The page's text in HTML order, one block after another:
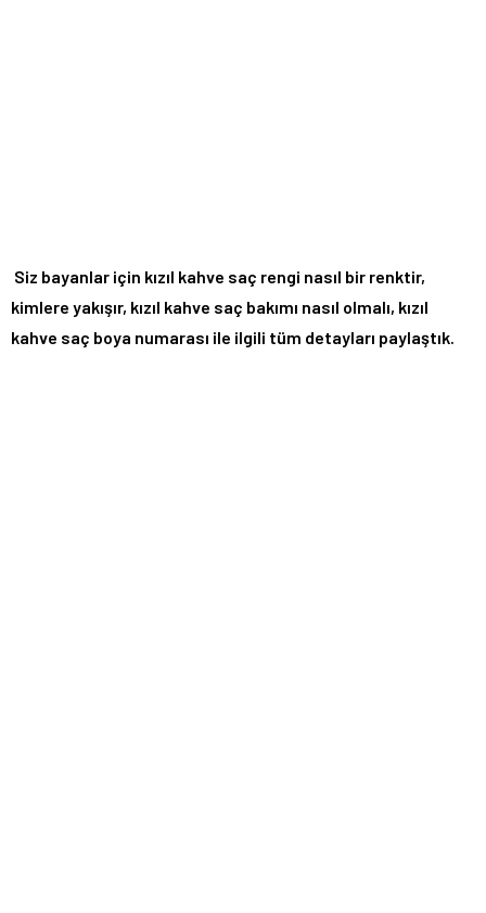
Siz bayanlar için kızıl kahve saç rengi nasıl bir renktir,
kimlere yakışır, kızıl kahve saç bakımı nasıl olmalı, kızıl
kahve saç boya numarası ile ilgili tüm detayları paylaştık.